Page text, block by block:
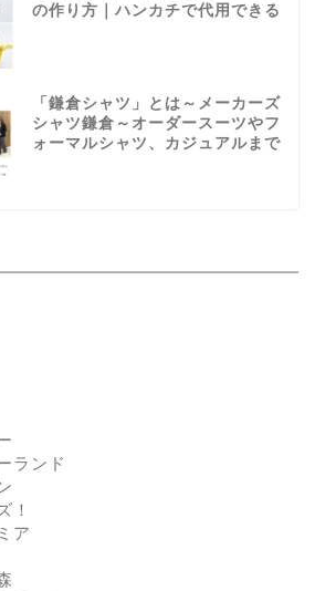
の作り方｜ハンカチで代用できる
「鎌倉シャツ」とは～メーカーズ
シャツ鎌倉～オーダースーツやフ
ォーマルシャツ、カジュアルまで
ランド
！
ア